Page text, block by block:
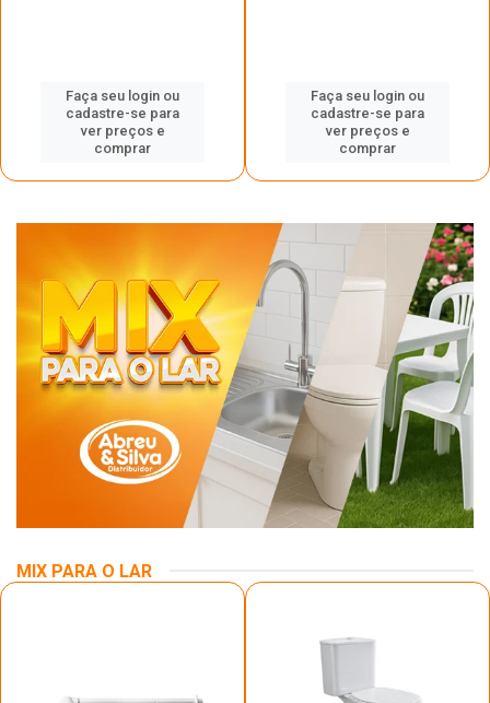
Faça seu login ou
cadastre-se para
ver preços e
comprar
Faça seu login ou
cadastre-se para
ver preços e
comprar
MIX PARA O LAR